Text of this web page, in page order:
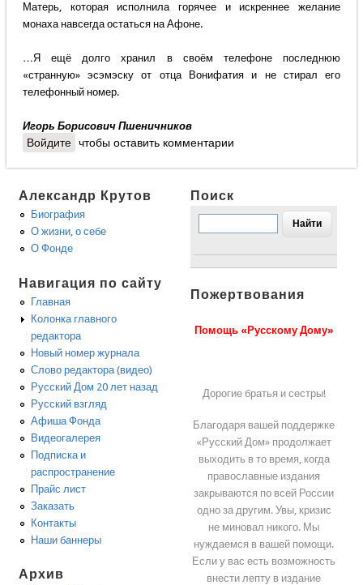
Матерь, которая исполнила горячее и искреннее желание
монаха навсегда остаться на Афоне.
…Я ещё долго хранил в своём телефоне последнюю
«странную» эсэмэску от отца Вонифатия и не стирал его
телефонный номер.
Игорь Борисович Пшеничников
Войдите чтобы оставить комментарии
Александр Крутов
Биография
О жизни, о себе
О Фонде
Навигация по сайту
Главная
Колонка главного
редактора
Новый номер журнала
Слово редактора (видео)
Русский Дом 20 лет назад
Русский взгляд
Афиша Фонда
Видеогалерея
Подписка и
распространение
Прайс лист
Заказать
Контакты
Наши баннеры
Архив
Поиск
Пожертвования
Помощь «Русскому Дому»
Дорогие братья и сестры!
Благодаря вашей поддержке
«Русский Дом» продолжает
выходить в то время, когда
православные издания
закрываются по всей России
одно за другим. Увы, кризис
не миновал никого. Мы
нуждаемся в вашей помощи.
Если у вас есть возможность
внести лепту в издание